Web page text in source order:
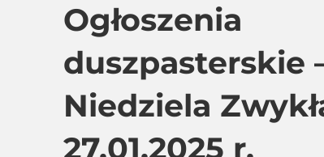
Ogłoszenia
duszpasterskie
Niedziela
27.01.2025 r.